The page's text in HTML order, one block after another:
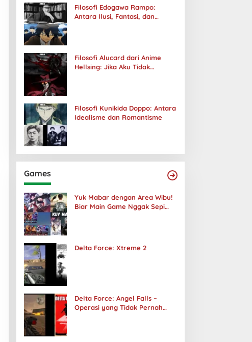
Filosofi Edogawa Rampo:
Antara Ilusi, Fantasi, dan
Filosofi Alucard dari Anime
Hellsing: Jika Aku Tidak
Filosofi Kunikida Doppo: Antara
Idealisme dan Romantisme
Games
Yuk Mabar dengan Area Wibu!
Biar Main Game Nggak Sepi
Delta Force: Xtreme 2
Delta Force: Angel Falls –
Operasi yang Tidak Pernah